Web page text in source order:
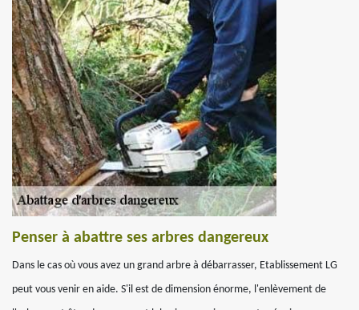
Penser à abattre ses arbres dangereux
Dans le cas où vous avez un grand arbre à débarrasser, Etablissement LG
peut vous venir en aide. S'il est de dimension énorme, l'enlèvement de